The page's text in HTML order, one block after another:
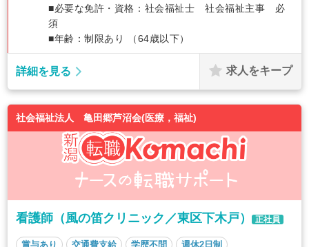
■必要な免許・資格：社会福祉士 社会福祉主事 必
須
■年齢：制限あり （64歳以下）
詳細を見る 求人をキープ
社会福祉法人 亀田郷芦沼会(医療，福祉)
看護師（風の笛クリニック／東区下木戸） 正社員
賞与あり 交通費支給 学歴不問
週休2日制